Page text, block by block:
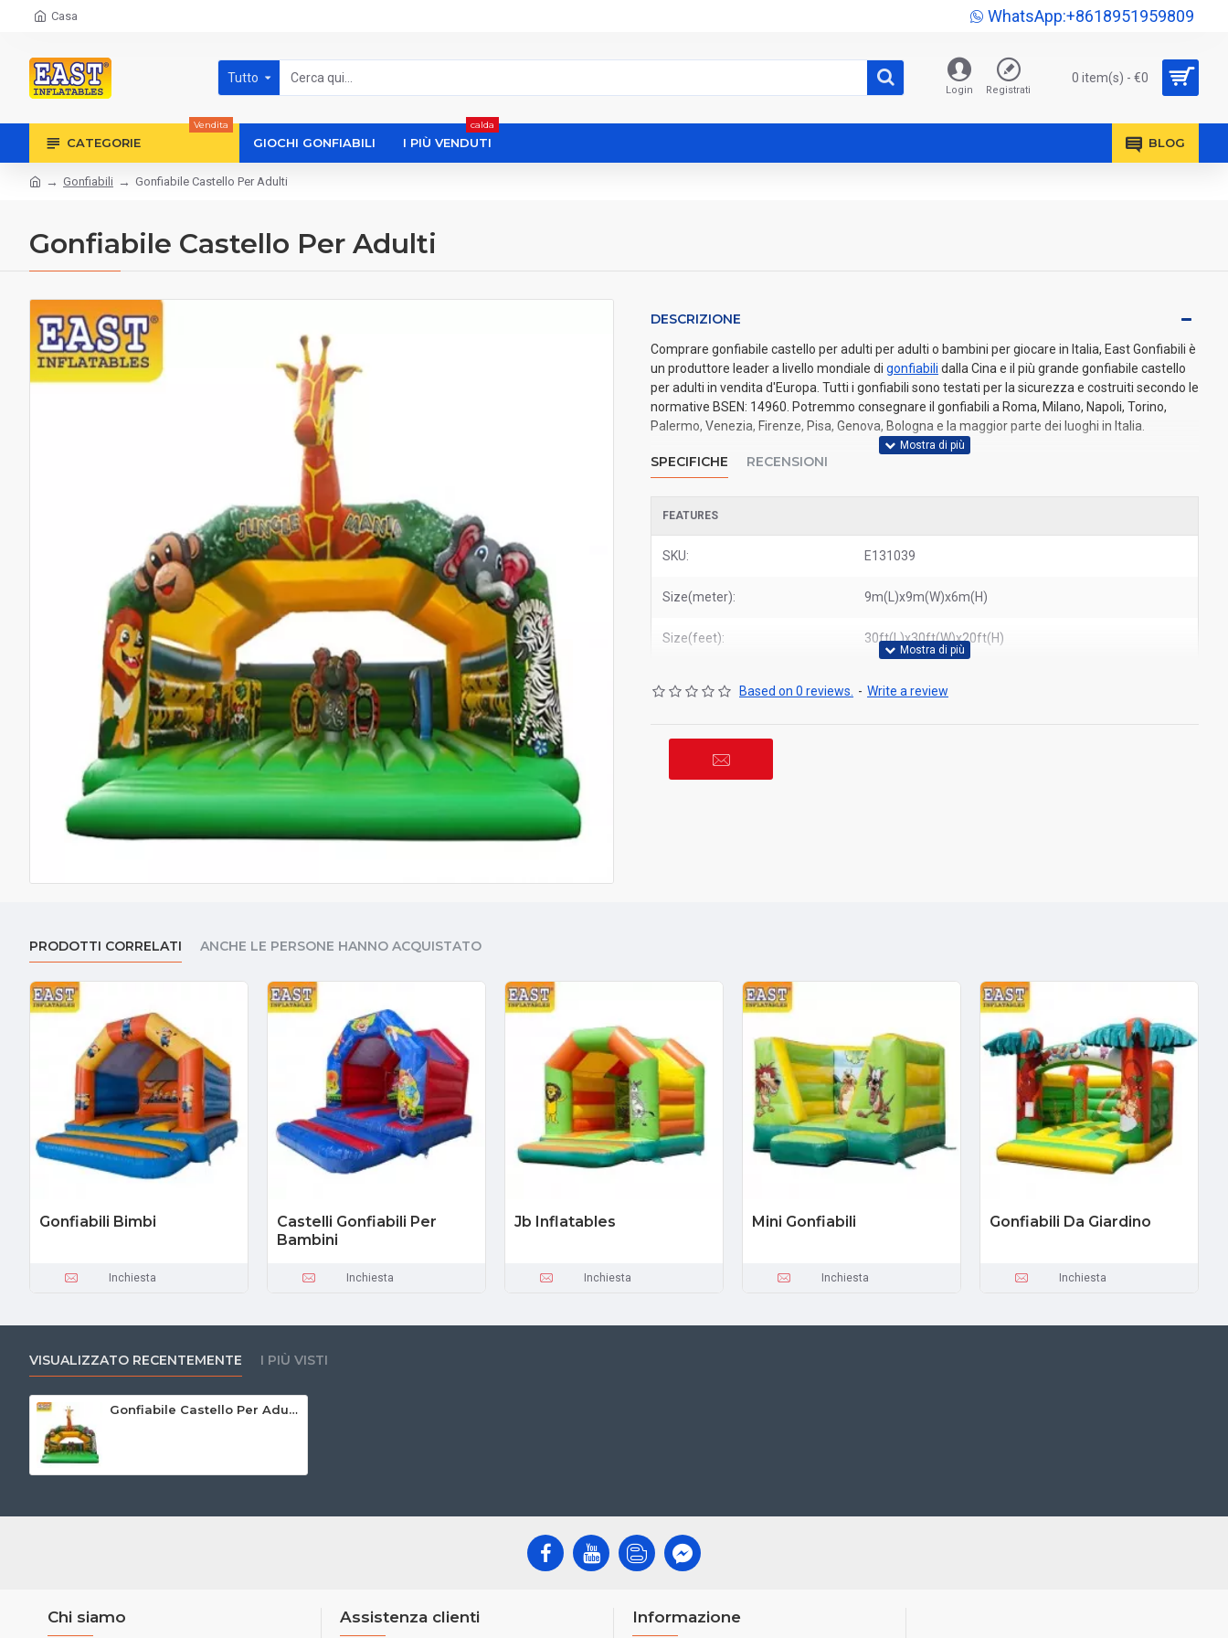
Casa WhatsApp:+8618951959809
Tutto
Login Registrati
0 item(s) - €0
CATEGORIE
Vendita
GIOCHI GONFIABILI I PIÙ VENDUTI
calda
BLOG
Gonfiabili Gonfiabile Castello Per Adulti
Gonfiabile Castello Per Adulti
DESCRIZIONE
Comprare gonfiabile castello per adulti per adulti o bambini per giocare in Italia, East Gonfiabili è
un produttore leader a livello mondiale di gonfiabili dalla Cina e il più grande gonfiabile castello
per adulti in vendita d'Europa. Tutti i gonfiabili sono testati per la sicurezza e costruiti secondo le
normative BSEN: 14960. Potremmo consegnare il gonfiabili a Roma, Milano, Napoli, Torino,
Palermo, Venezia, Firenze, Pisa, Genova, Bologna e la maggior parte dei luoghi in Italia.
SPECIFICHE RECENSIONI
FEATURES
SKU: E131039
Size(meter): 9m(L)x9m(W)x6m(H)
Size(feet): 30ft(L)x30ft(W)x20ft(H)
Based on 0 reviews. - Write a review
PRODOTTI CORRELATI ANCHE LE PERSONE HANNO ACQUISTATO
Gonfiabili Bimbi
Inchiesta
Castelli Gonfiabili Per
Bambini
Inchiesta
Jb Inflatables
Inchiesta
Mini Gonfiabili
Inchiesta
Gonfiabili Da Giardino
Inchiesta
VISUALIZZATO RECENTEMENTE I PIÙ VISTI
Gonfiabile Castello Per Adulti
Chi siamo Assistenza clienti Informazione